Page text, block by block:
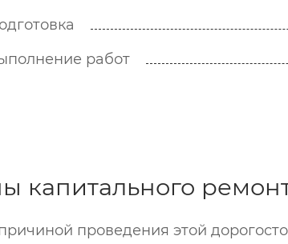
работ
капитального
проведения этой